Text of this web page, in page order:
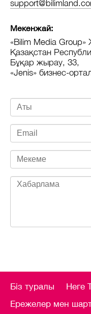
Мекенжай:
«Bilim Media
Қазақстан
Бұқар жырау, 33,
«Jenis» бизнес-
Біз туралы Неге
Ережелер мен